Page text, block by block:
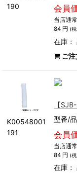
190
会員
当店通
84 円 (
在庫：
ご
K00548001
191
【
型番/
会員
当店通
84 円 (
在庫：